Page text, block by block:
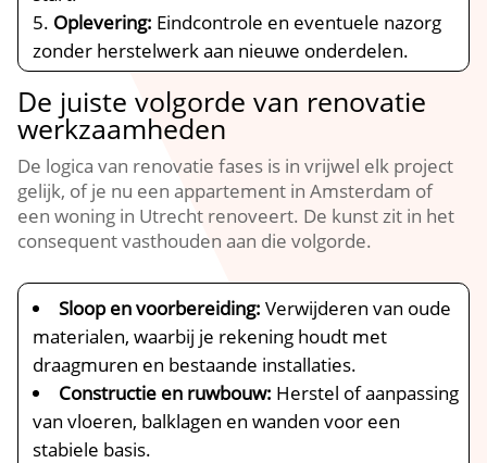
Oplevering: Eindcontrole en eventuele nazorg
zonder herstelwerk aan nieuwe onderdelen.​
De juiste volgorde van renovatie
werkzaamheden
De logica van renovatie fases is in vrijwel elk project
gelijk, of je nu een appartement in Amsterdam of
een woning in Utrecht renoveert.​ De kunst zit in het
consequent vasthouden aan die volgorde.​
Sloop en voorbereiding: Verwijderen van oude
materialen, waarbij je rekening houdt met
draagmuren en bestaande installaties.​
Constructie en ruwbouw: Herstel of aanpassing
van vloeren, balklagen en wanden voor een
stabiele basis.​